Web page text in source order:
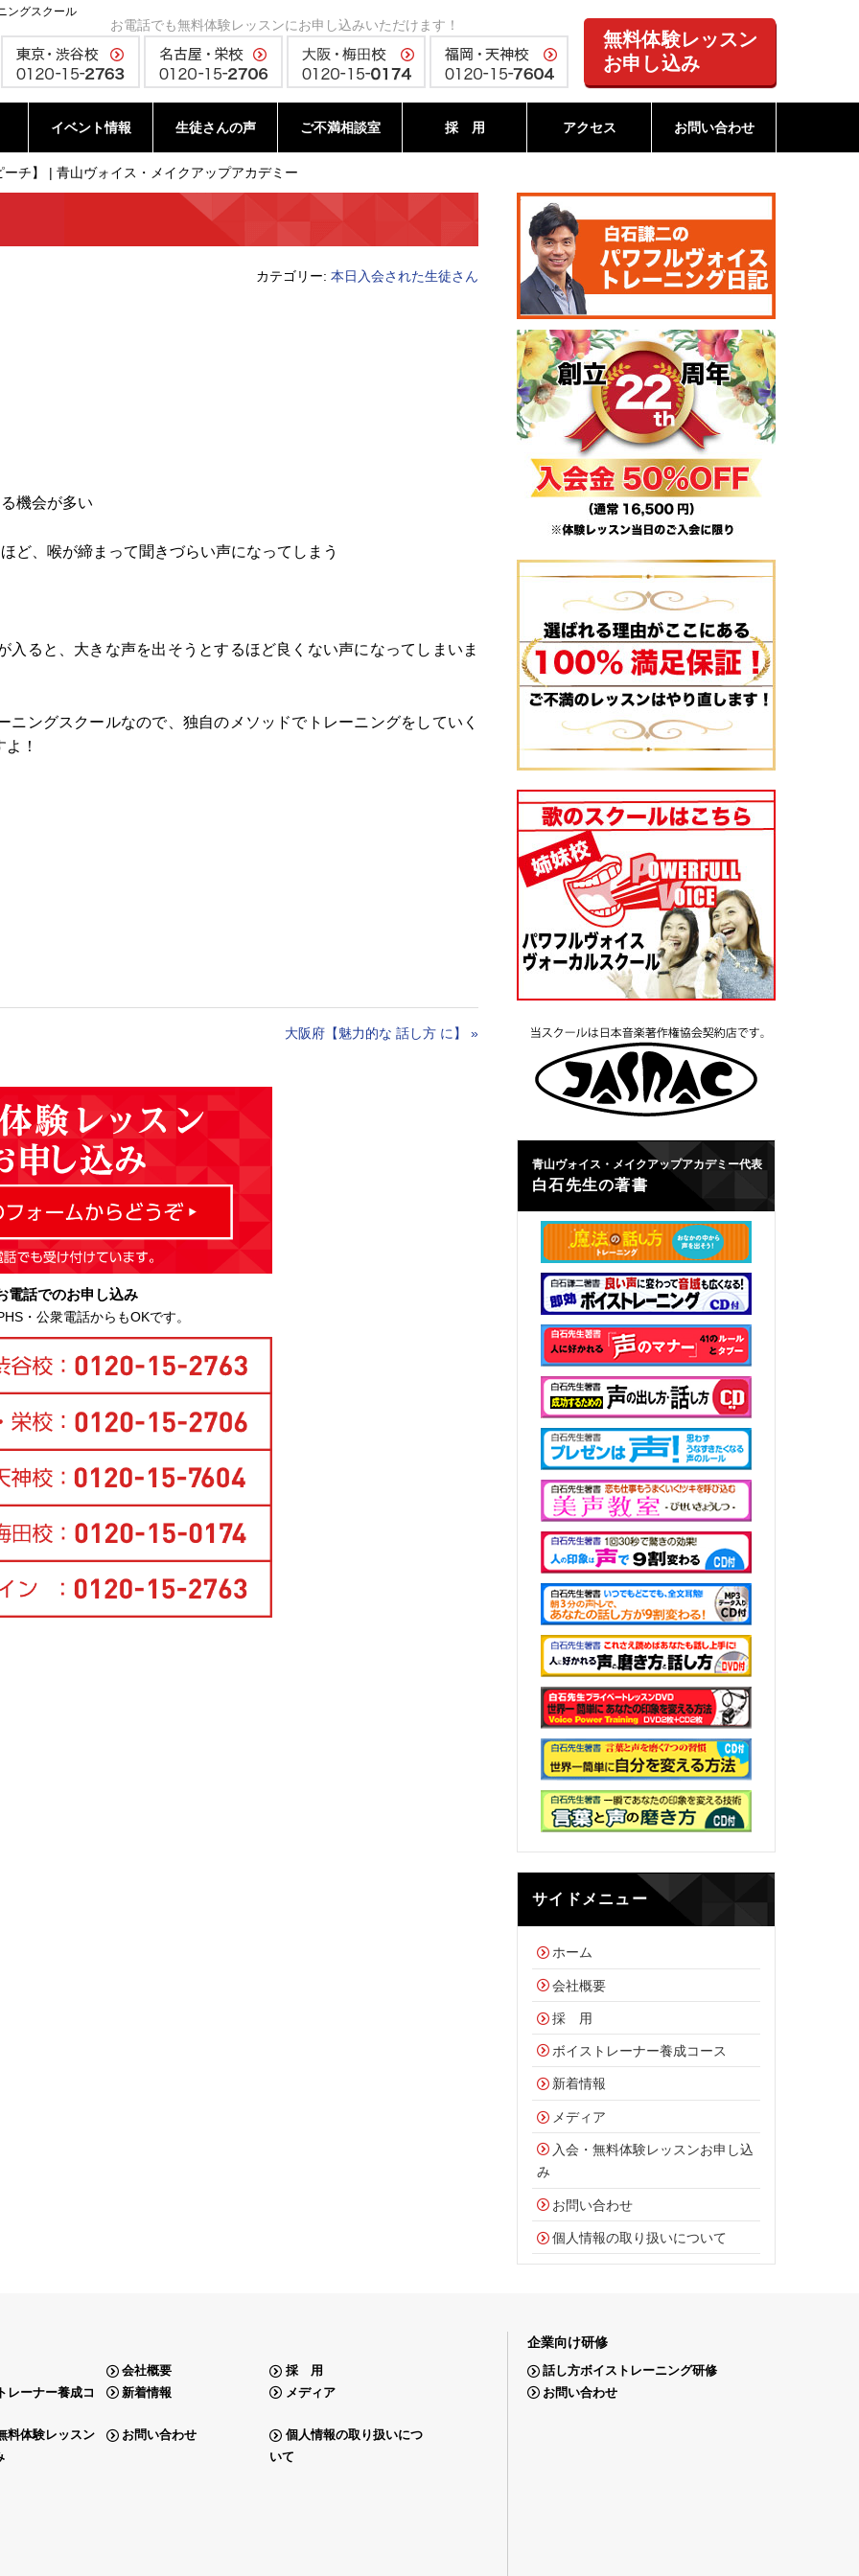
ングスクール
お電話でも無料体験レッスンにお申し込みいただけます！
無料体験レッスン
お申し込み
イベント情報 生徒さんの声 ご不満相談室 採 用 アクセス お問い合わせ
チ】 | 青山ヴォイス・メイクアップアカデミー
カテゴリー: 本日入会された生徒さん
機会が多い
ど、喉が締まって聞きづらい声になってしまう
ると、大きな声を出そうとするほど良くない声になってしまいま
ングスクールなので、独自のメソッドでトレーニングをしていく
！
大阪府【魅力的な 話し方 に】 »
電話でのお申し込み
・公衆電話からもOKです。
青山ヴォイス・メイクアップアカデミー代表
白石先生の著書
サイドメニュー
ホーム
会社概要
採 用
ボイストレーナー養成コース
新着情報
メディア
入会・無料体験レッスンお申し込
み
お問い合わせ
個人情報の取り扱いについて
会社概要
採 用
レーナー養成コ
新着情報 メディア
料体験レッスン
お問い合わせ
個人情報の取り扱いにつ
いて
企業向け研修
話し方ボイストレーニング研修
お問い合わせ